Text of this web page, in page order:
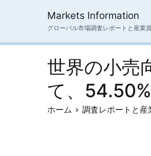
ス
Markets Information
グローバル市場調査レポートと産業
世界の小売
て、
ホーム 調査レポートと産